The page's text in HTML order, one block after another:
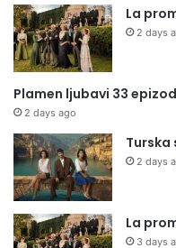
La
2 days
Plamen ljubavi 33
2 days ago
Turska
2 days
La
3 days